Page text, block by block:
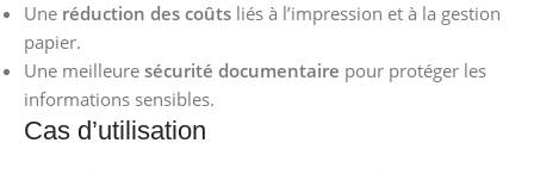
Une réduction des coûts liés à l’impression et à la gestion
papier.
Une meilleure sécurité documentaire pour protéger les
informations sensibles.
Cas d’utilisation